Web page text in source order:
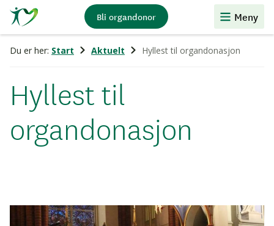
Stiftelsen
Organdonasjon
Bli organdonor Meny
Du er her: Start Aktuelt Hyllest til organdonasjon
Hyllest til
organdonasjon